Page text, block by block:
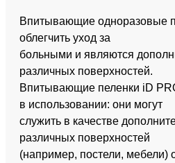
Впитывающие одноразовые
облегчить уход за
больными и являются
различных поверхностей.
Впитывающие пеленки iD
в использовании: они могут
служить в качестве
различных поверхностей
(например, постели, мебели)